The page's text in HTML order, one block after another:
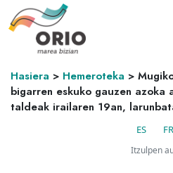
Hasiera > Hemeroteka >
bigarren eskuko gauzen azoka
taldeak irailaren 19an,
ES FR
Itzulpen